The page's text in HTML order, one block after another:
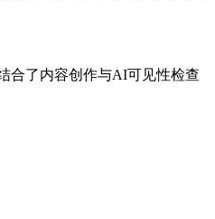
了内容创作与AI可见性检查